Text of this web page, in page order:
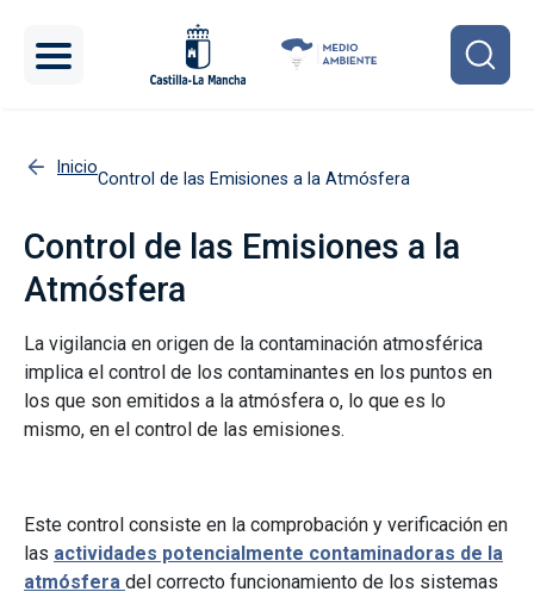
Inicio
Control de las Emisiones a la Atmósfera
Control de las Emisiones a la
Atmósfera
La vigilancia en origen de la contaminación atmosférica
implica el control de los contaminantes en los puntos en
los que son emitidos a la atmósfera o, lo que es lo
mismo, en el control de las emisiones.
Este control consiste en la comprobación y verificación en
las actividades potencialmente contaminadoras de la
atmósfera del correcto funcionamiento de los sistemas